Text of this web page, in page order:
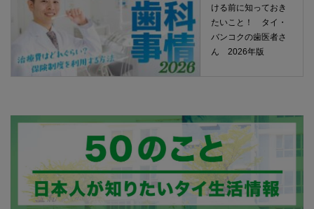
ける前に知っておき
たいこと！ タイ・
バンコクの歯医者さ
ん 2026年版